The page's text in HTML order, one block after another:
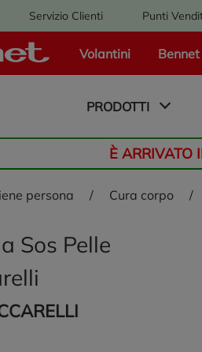
Servizio Clienti Punti
Volantini
Bennet - Torna alla homepage
PRODOTTI
È ARRIVATO
persona / cura corpo /
Sos Pelle